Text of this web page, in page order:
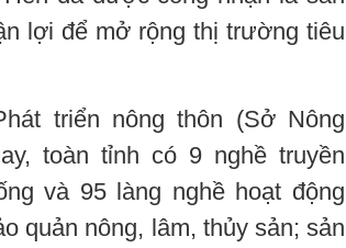
lợi để mở rộng thị trường tiêu
triển nông thôn (Sở Nông
toàn tỉnh có 9 nghề truyền
và 95 làng nghề hoạt động
quản nông, lâm, thủy sản; sản